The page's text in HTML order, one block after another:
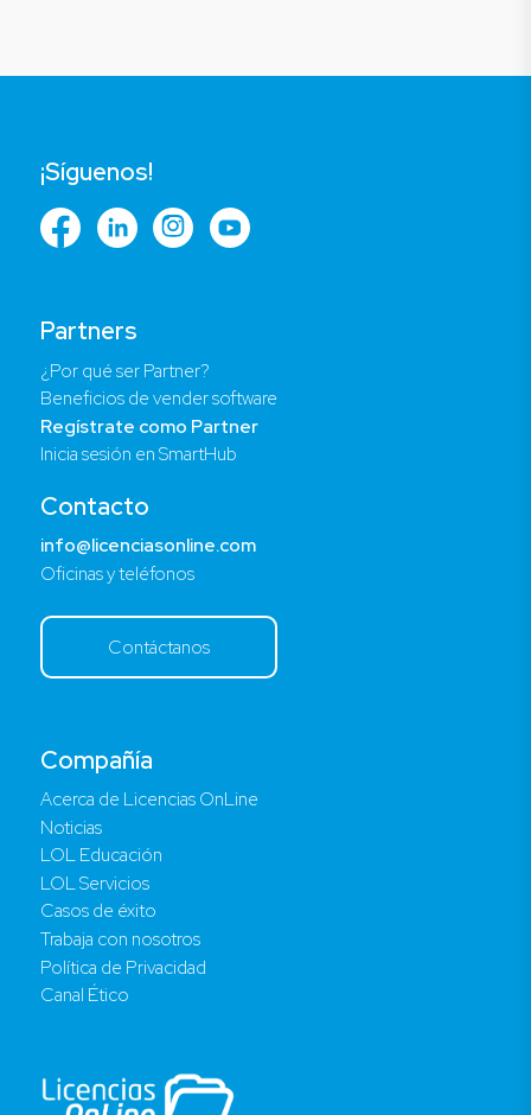
Compañía
Acerca de Licencias OnLine
Noticias
LOL Educación
LOL Servicios
Casos de éxito
Trabaja con nosotros
Política de Privacidad
Canal Ético
Partners
¿Por qué ser Partner?
Beneficios de vender software
Regístrate como Partner
Inicia sesión en SmartHub
Contacto
info@licenciasonline.com
Oficinas y teléfonos
Contáctanos
¡Síguenos!